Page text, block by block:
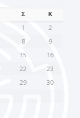
Σ
Κ
1
2
8
9
15
16
22
23
29
30